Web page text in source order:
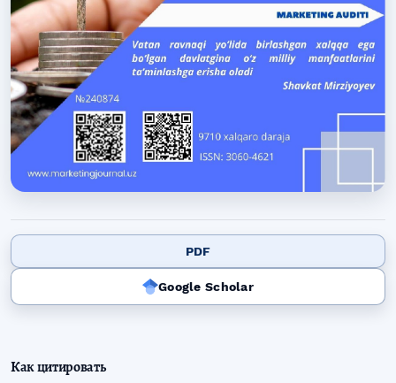
PDF
Google Scholar
Как цитировать